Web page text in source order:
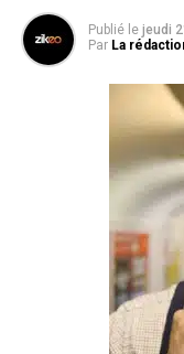
Publié le jeudi
Par La